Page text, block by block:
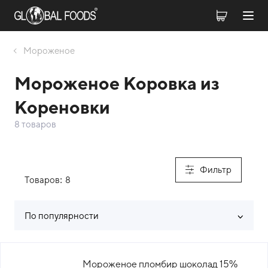
Мороженое
Мороженое Коровка из
Кореновки
8 товаров
Фильтр
Товаров: 8
По популярности
Мороженое пломбир шоколад 15%